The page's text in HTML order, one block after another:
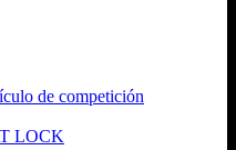
de competición
LOCK